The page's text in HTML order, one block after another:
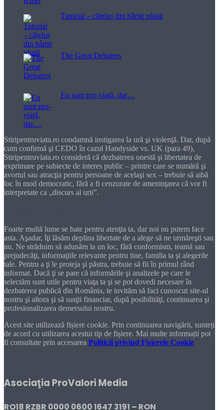
Tutorial – cățeluș din hârtie pliată
The Great Debaters
Eu sunt pro-viață, dar…
Stiripentruviata.ro condamnă instigarea la ură şi violenţă. Dar, după
cum confirmă şi CEDO în cazul Handyside vs. UK (para 49),
Stiripentruviata.ro consideră că dezbaterea onestă şi libertatea de
exprimare pe subiecte de interes public – printre care se numără şi
avortul sau atracţia pentru persoane de acelaşi sex – trebuie să aibă
loc în mod democratic, fără a fi cenzurate de ameninţarea că vor fi
interpretate ca „discurs al urii”.
Foarte multă lume se bate pentru atenţia ta, dar noi nu putem face
asta. Aşadar, îţi lăsăm deplina libertate de a alege să ne urmăreşti sau
nu. Ne străduim să adunăm la un loc, fără conformism, teamă sau
prejudecăţi, informaţiile relevante pentru tine, familia ta şi alegerile
tale. Pentru a ţi le proteja şi păstra, trebuie să fii în primul rând
informat. Dacă ţi se pare că informările şi analizele pe care le
selectăm sunt utile pentru viaţa ta şi se pot dovedi necesare în
dezbaterea publică din România, te invităm să faci cunoscut site-ul
nostru şi altora şi să susţii financiar, după posibilităţi, continuarea şi
profesionalizarea demersului nostru.
Acest site utilizează fișiere cookie. Prin continuarea navigării, sunteți
de acord cu utilizarea acestui tip de fișiere. Mai multe informații pot
fi consultate prin accesarea Politicii privind Fișierele Cookie
Asociaţia ProValori Media
RO18 RZBR 0000 0600 1647 3191 – RON